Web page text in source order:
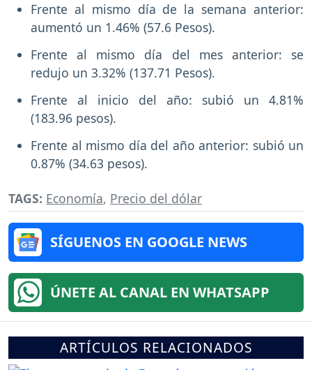
Frente al mismo día de la semana anterior:
aumentó un 1.46% (57.6 Pesos).
Frente al mismo día del mes anterior: se
redujo un 3.32% (137.71 Pesos).
Frente al inicio del año: subió un 4.81%
(183.96 pesos).
Frente al mismo día del año anterior: subió un
0.87% (34.63 pesos).
TAGS: Economía, Precio del dólar
SÍGUENOS EN GOOGLE NEWS
ÚNETE AL CANAL EN WHATSAPP
ARTÍCULOS RELACIONADOS